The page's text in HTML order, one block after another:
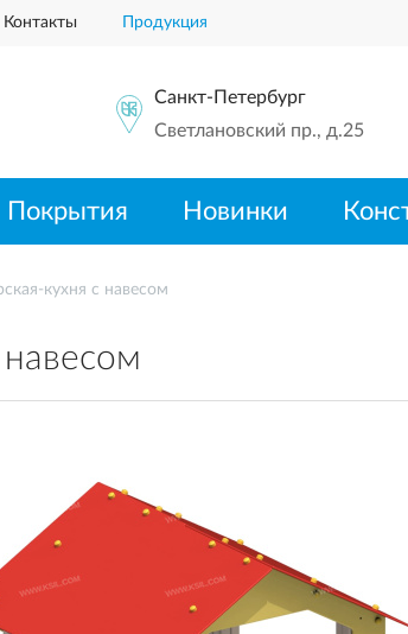
Контакты Продукция
Санкт-Петербург
Светлановский пр., д.25
Покрытия Новинки
кухня с навесом